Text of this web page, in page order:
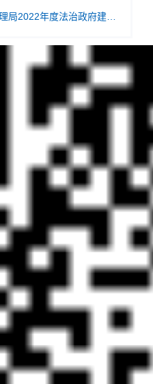
年度法治政府建设情况报告.pdf